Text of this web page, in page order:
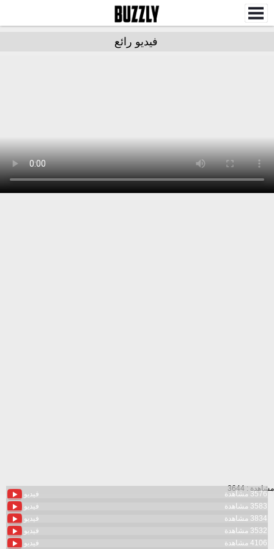
فيديو رائع
مشاهدة : 3644
فيديو
3576 مشاهدة
فيديو
3583 مشاهدة
فيديو
3834 مشاهدة
فيديو
3532 مشاهدة
فيديو
4106 مشاهدة